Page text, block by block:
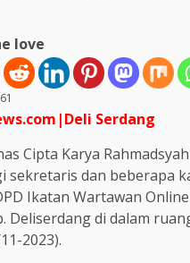
love
Serdang
Cipta Karya
sekretaris dan beberapa
Ikatan Wartawan
Deliserdang di dalam
2023).